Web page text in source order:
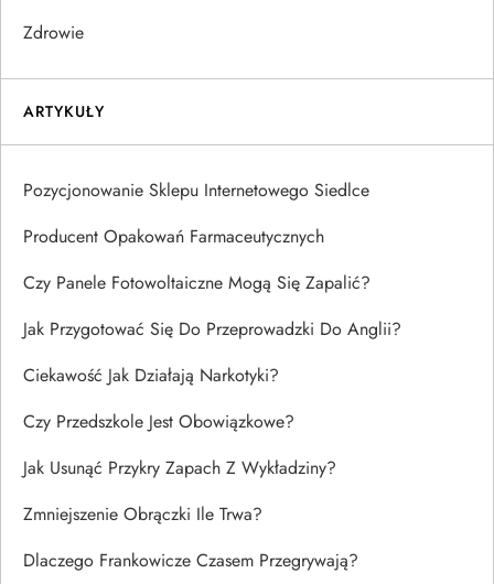
Zdrowie
ARTYKUŁY
Pozycjonowanie Sklepu Internetowego Siedlce
Producent Opakowań Farmaceutycznych
Czy Panele Fotowoltaiczne Mogą Się Zapalić?
Jak Przygotować Się Do Przeprowadzki Do Anglii?
Ciekawość Jak Działają Narkotyki?
Czy Przedszkole Jest Obowiązkowe?
Jak Usunąć Przykry Zapach Z Wykładziny?
Zmniejszenie Obrączki Ile Trwa?
Dlaczego Frankowicze Czasem Przegrywają?